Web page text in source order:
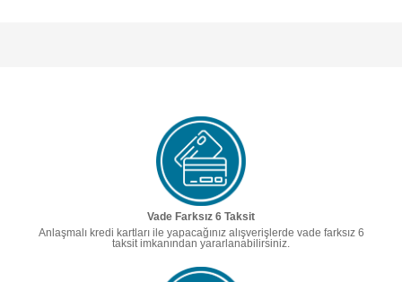
Vade Farksız 6 Taksit
Anlaşmalı kredi kartları ile yapacağınız alışverişlerde vade farksız 6
taksit imkanından yararlanabilirsiniz.